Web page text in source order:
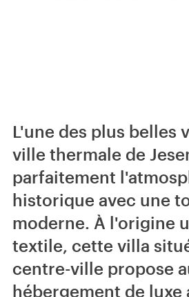
L'une des plus belles
ville thermale de
parfaitement
historique avec une
moderne. À l'origine
textile, cette villa
centre-ville propose
hébergement de luxe